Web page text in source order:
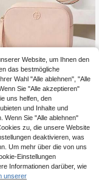
1,11€ sparen
Giorgio Armani
Armani Rosa Make-
16,5*21cm, elegante Le
up Tasche, Aufbewahrun
Beauty Essentials, lux
geeignet für den per
oder als Gesch
12,27€
Website, um Ihnen den
das bestmögliche
Wahl "Alle ablehnen", "Alle
Sie "Alle akzeptieren"
uns helfen, den
und Inhalte und
Wenn Sie "Alle ablehnen"
zu, die unsere Website
deaktivieren, was
Um mehr über die von uns
Einstellungen
Informationen darüber, wie
unserer